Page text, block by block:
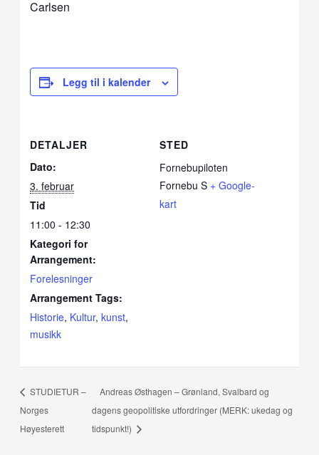
Carlsen
Legg til i kalender
DETALJER
Dato:
3. februar
Tid
11:00 - 12:30
Kategori for
Arrangement:
Forelesninger
Arrangement Tags:
Historie, Kultur,kunst,
musikk
STED
Fornebupiloten
Fornebu S + Google-
kart
STUDIETUR –
Norges
Høyesterett
Andreas Østhagen – Grønland, Svalbard og
dagens geopolitiske utfordringer (MERK: ukedag og
tidspunkt!)